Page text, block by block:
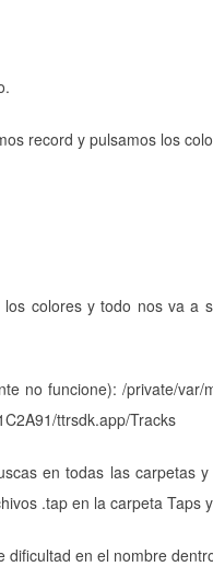
record y pulsamos los
colores y todo nos va
no funcione):/private/var/
ttrsdk.app/Tracks
en todas las carpetas
.tap en la carpeta Taps
en el nombre